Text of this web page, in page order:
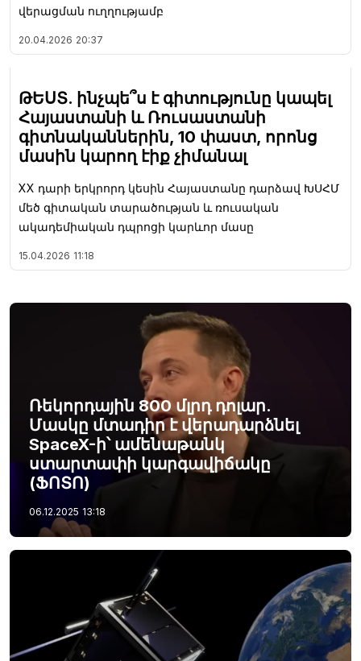
վերացման ուղղությամբ
20.04.2026 20:37
ԹԵՍՏ. ինչպե՞ս է գիտությունը կապել
Հայաստանի և Ռուսաստանի
գիտնականներին, 10 փաստ, որոնց
մասին կարող էիք չիմանալ
XX դարի երկրորդ կեսին Հայաստանը դարձավ ԽՍՀՄ
մեծ գիտական տարածության և ռուսական
ակադեմիական դպրոցի կարևոր մասը
15.04.2026 11:18
Ռեկորդային 800 մլրդ դոլար.
Մասկը մտադիր է վերադարձնել
SpaceX-ի՝ ամենաթանկ
ստարտափի կարգավիճակը
(ՖՈՏՈ)
06.12.2025 13:18